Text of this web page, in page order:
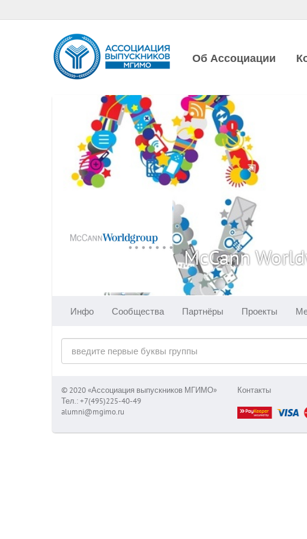
Об Ассоциации
McCann
Инфо Сообщества Партнёры Проекты
© 2020 «Ассоциация выпускников МГИМО»
Тел.: +7(495)225-40-49
alumni@mgimo.ru
Контакты